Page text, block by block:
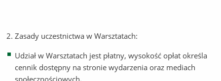
Zasady uczestnictwa w Warsztatach:
Udział w Warsztatach jest płatny, wysokość opłat określa
cennik dostępny na stronie wydarzenia oraz mediach
społecznościowych.